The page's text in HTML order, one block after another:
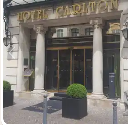
Vorige foto